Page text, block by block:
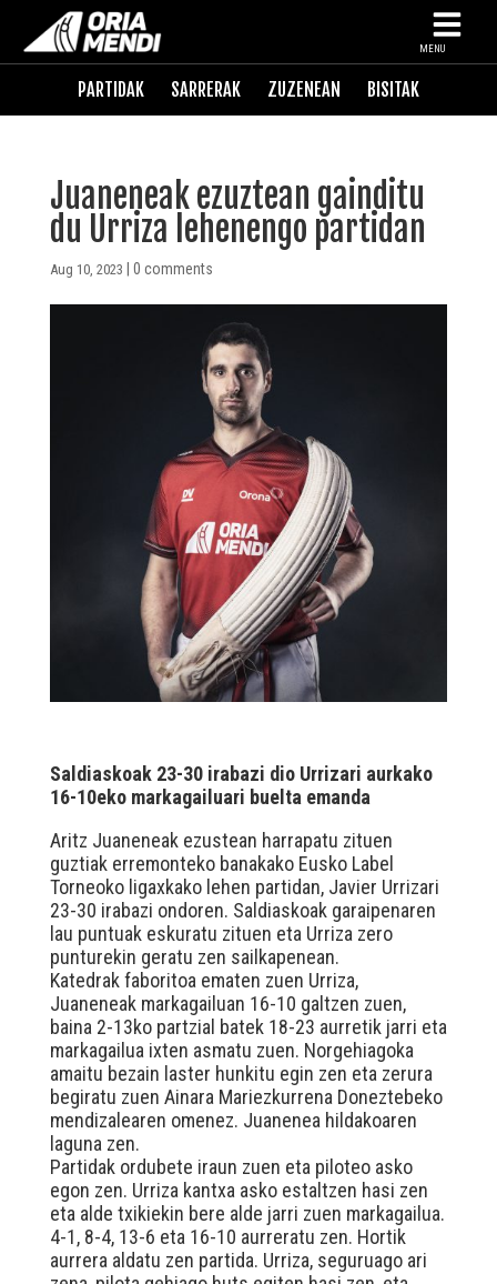
MENU
PARTIDAK SARRERAK ZUZENEAN BISITAK
Juaneneak ezuztean gainditu
du Urriza lehenengo partidan
Aug 10, 2023 0 comments
Saldiaskoak 23-30 irabazi dio Urrizari aurkako
16-10eko markagailuari buelta emanda
Aritz Juaneneak ezustean harrapatu zituen
guztiak erremonteko banakako Eusko Label
Torneoko ligaxkako lehen partidan, Javier Urrizari
23-30 irabazi ondoren. Saldiaskoak garaipenaren
lau puntuak eskuratu zituen eta Urriza zero
punturekin geratu zen sailkapenean.
Katedrak faboritoa ematen zuen Urriza,
Juaneneak markagailuan 16-10 galtzen zuen,
baina 2-13ko partzial batek 18-23 aurretik jarri eta
markagailua ixten asmatu zuen. Norgehiagoka
amaitu bezain laster hunkitu egin zen eta zerura
begiratu zuen Ainara Mariezkurrena Doneztebeko
mendizalearen omenez. Juanenea hildakoaren
laguna zen.
Partidak ordubete iraun zuen eta piloteo asko
egon zen. Urriza kantxa asko estaltzen hasi zen
eta alde txikiekin bere alde jarri zuen markagailua.
4-1, 8-4, 13-6 eta 16-10 aurreratu zen. Hortik
aurrera aldatu zen partida. Urriza, seguruago ari